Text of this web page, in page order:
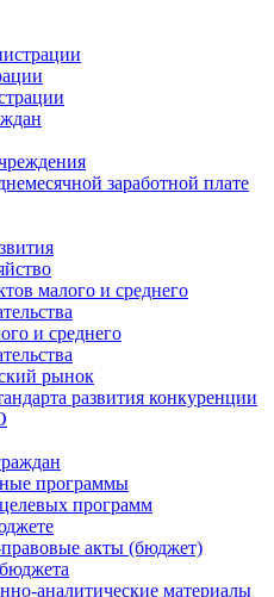
заработной плате
малого и среднего
и среднего
рынок
развития конкуренции
программы
программ
акты (бюджет)
аналитические материалы